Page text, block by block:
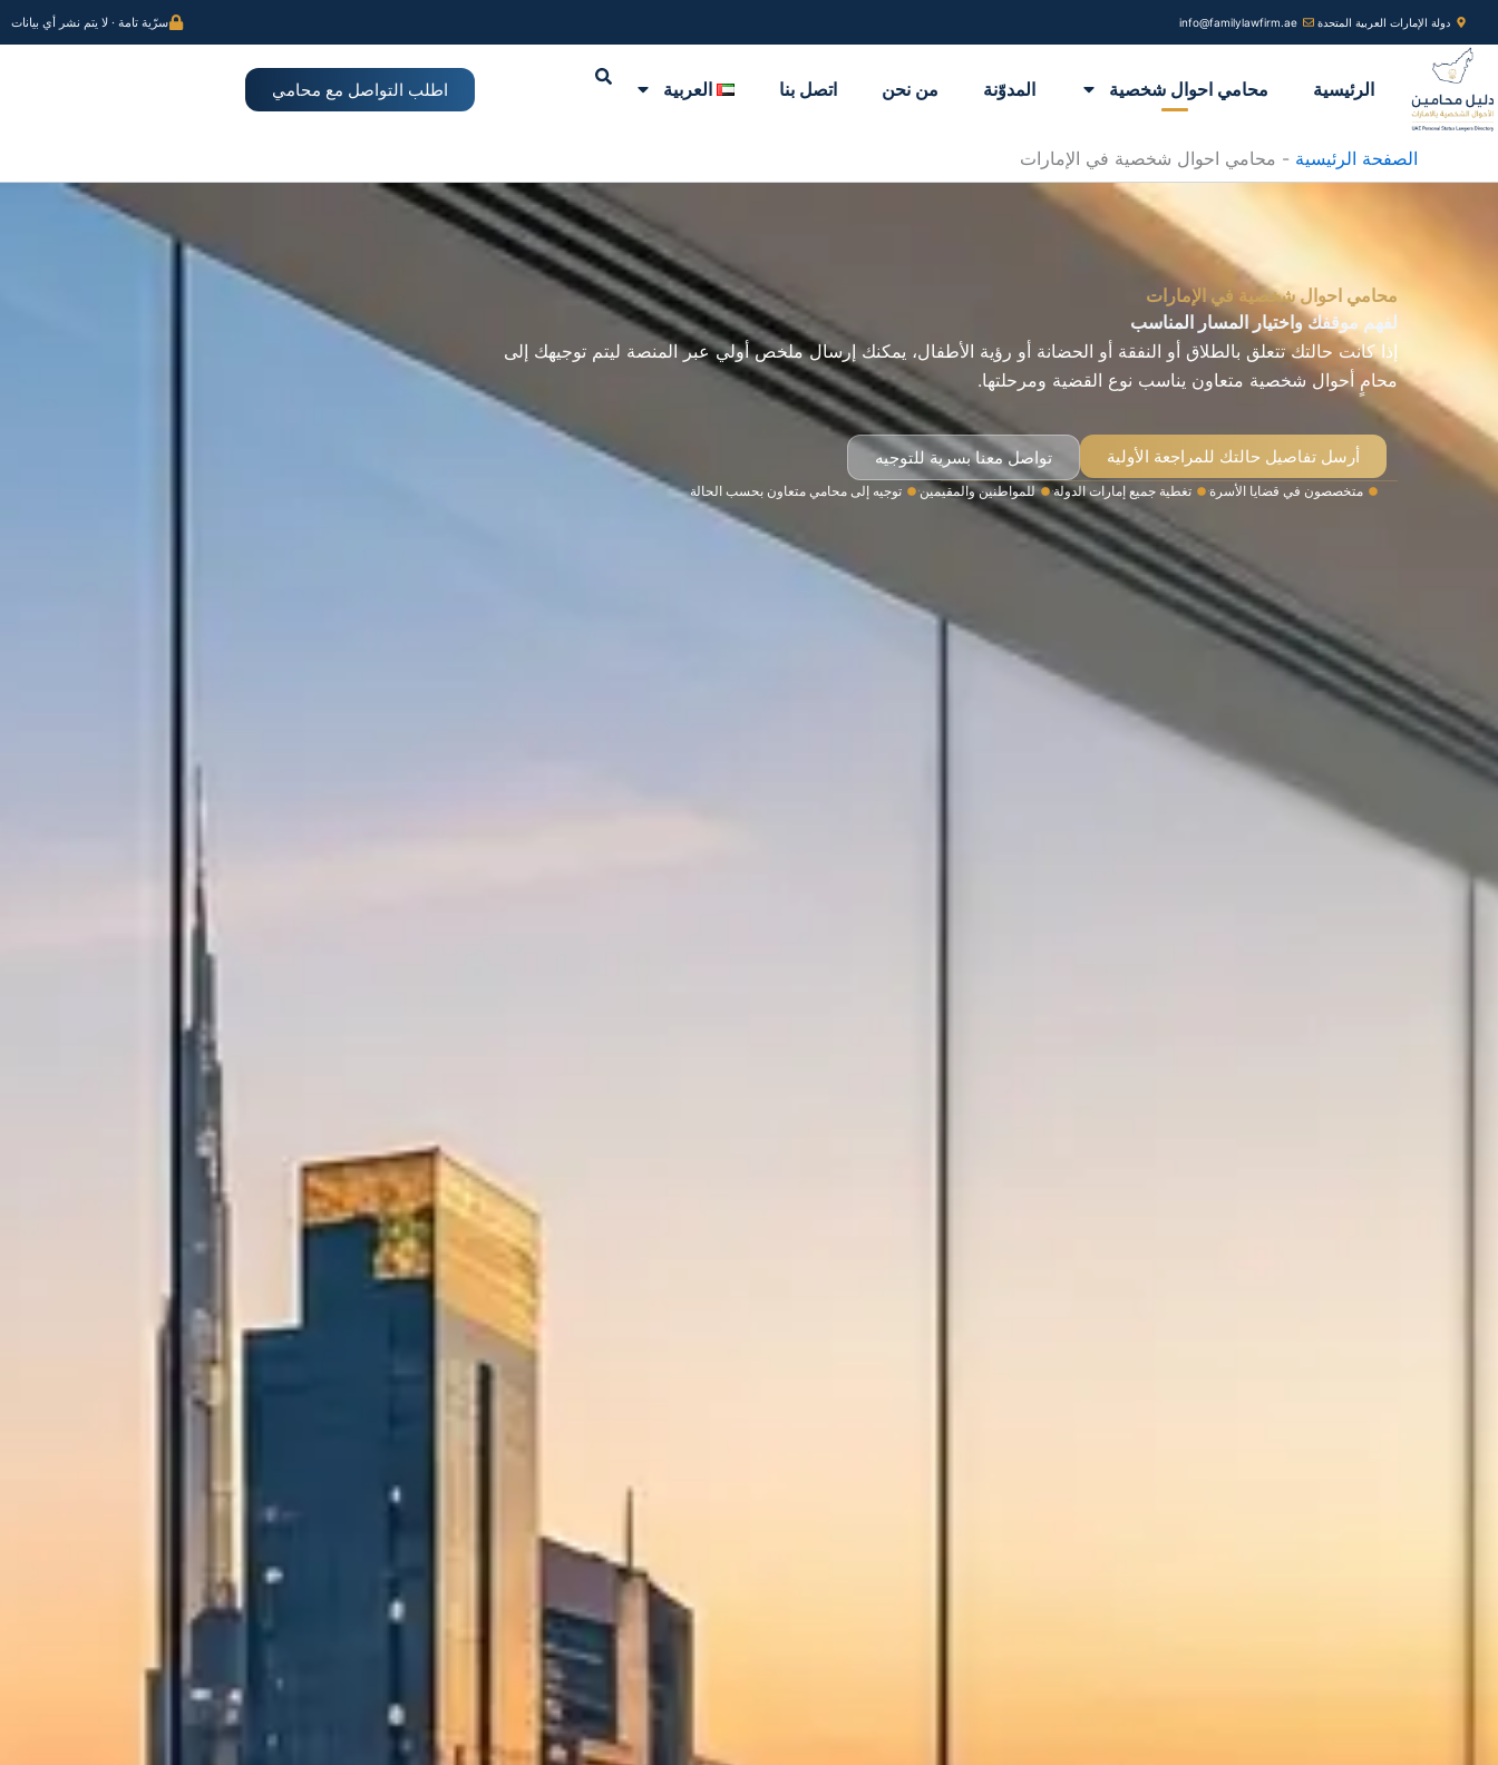
تخطي
إلى
المحتوى
دولة الإمارات العربية المتحدة info@familylawfirm.ae سرّية تامة · لا يتم نشر أي بيانات
الرئيسية محامي احوال شخصية المدوّنة من نحن اتصل بنا العربية اطلب التواصل مع محامي
الصفحة الرئيسية - محامي احوال شخصية في الإمارات
محامي احوال شخصية في الإمارات
لفهم موقفك واختيار المسار المناسب
إذا كانت حالتك تتعلق بالطلاق أو النفقة أو الحضانة أو رؤية الأطفال، يمكنك إرسال ملخص أولي عبر المنصة ليتم توجيهك إلى
محامٍ أحوال شخصية متعاون يناسب نوع القضية ومرحلتها.
أرسل تفاصيل حالتك للمراجعة الأولية تواصل معنا بسرية للتوجيه
متخصصون في قضايا الأسرة تغطية جميع إمارات الدولة للمواطنين والمقيمين توجيه إلى محامي متعاون بحسب الحالة